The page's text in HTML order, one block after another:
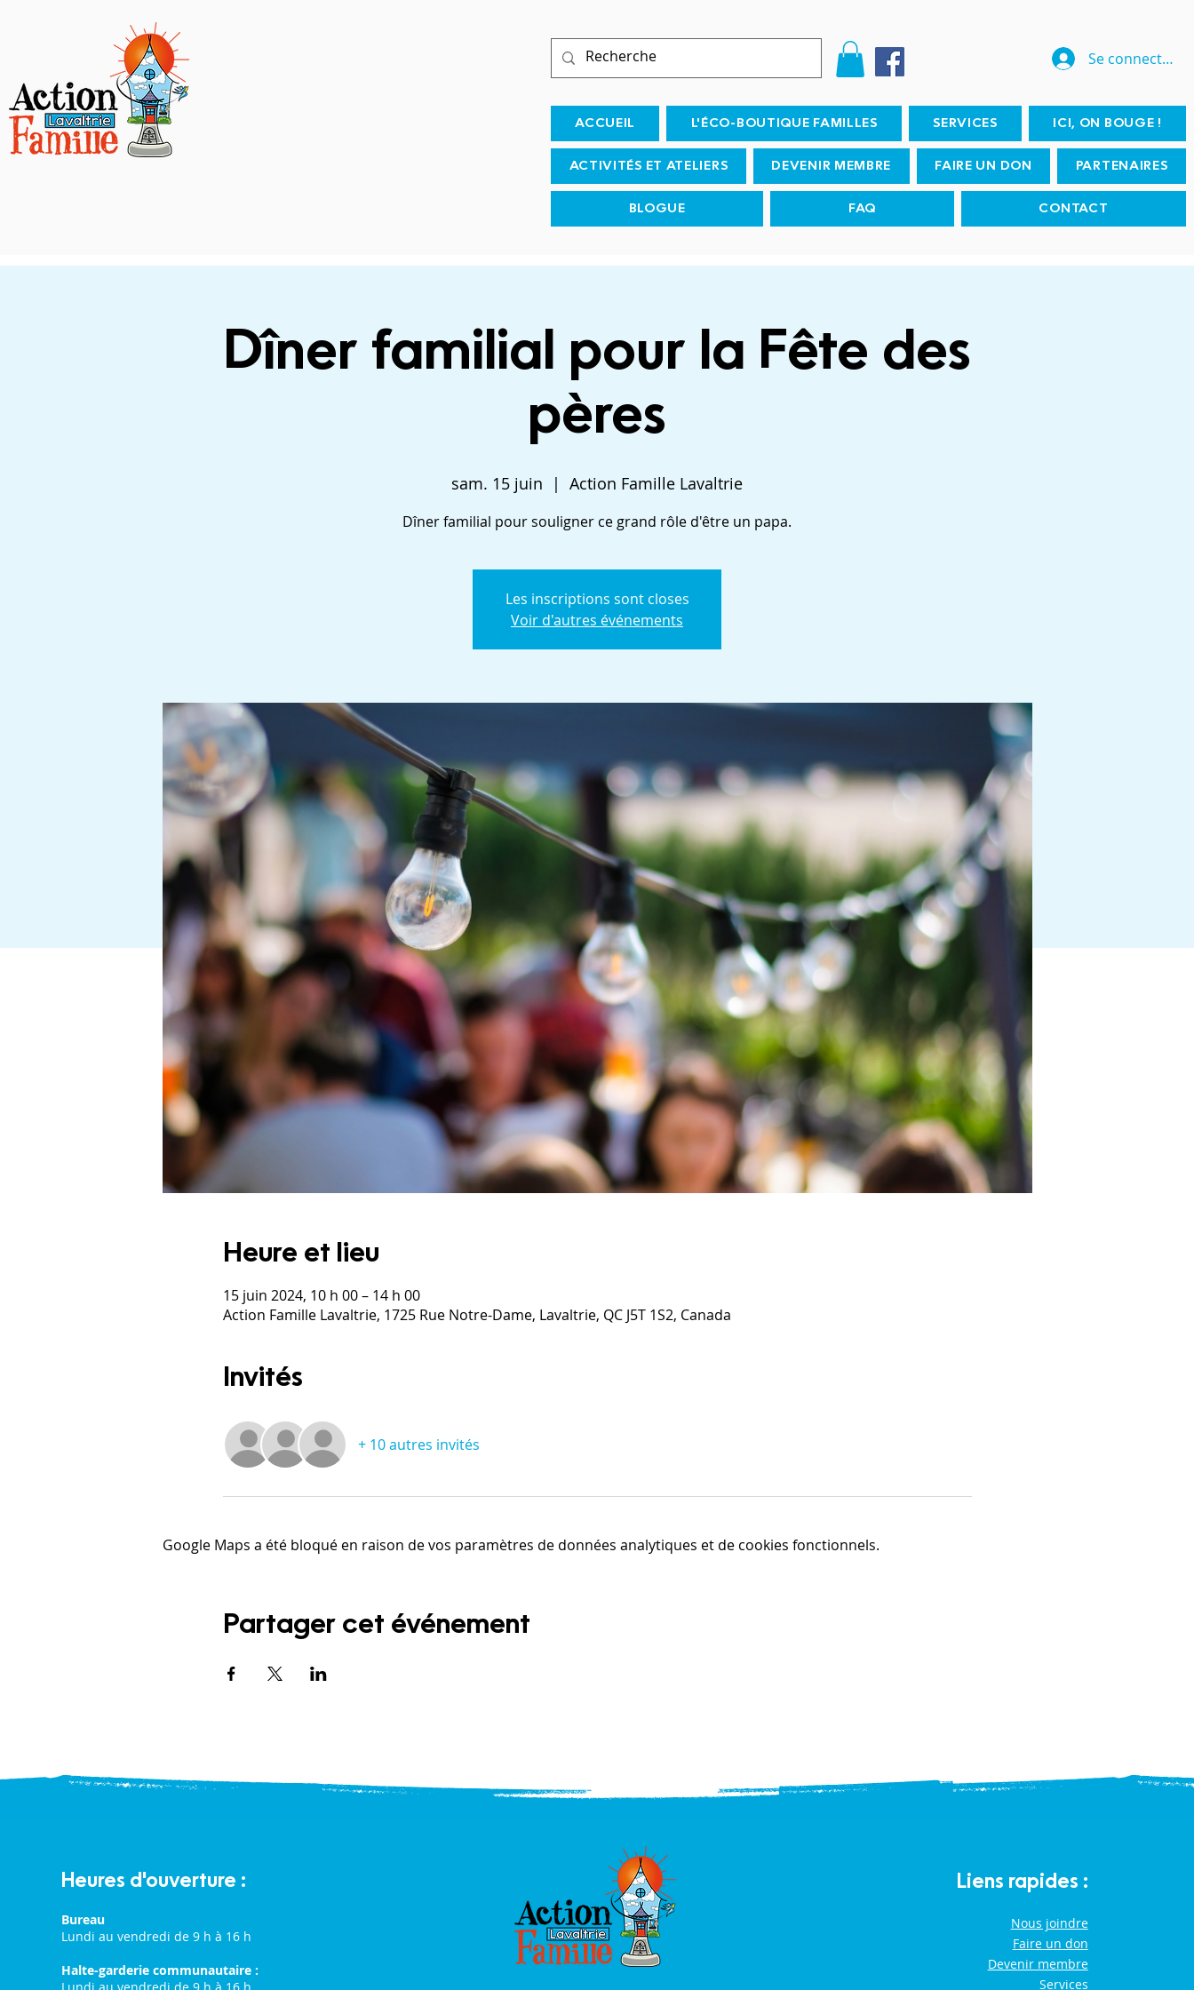
Se connecter
ACCUEIL L'ÉCO-BOUTIQUE FAMILLES SERVICES ICI, ON BOUGE !
ACTIVITÉS ET ATELIERS DEVENIR MEMBRE FAIRE UN DON PARTENAIRES
BLOGUE FAQ CONTACT
Dîner familial pour la Fête des
pères
sam. 15 juin
  |
Action Famille Lavaltrie
Dîner familial pour souligner ce grand rôle d'être un papa.
Les inscriptions sont closes
Voir d'autres événements
Heure et lieu
15 juin 2024, 10 h 00 – 14 h 00
Action Famille Lavaltrie, 1725 Rue Notre-Dame, Lavaltrie, QC J5T 1S2, Canada
Invités
+ 10 autres invités
Google Maps a été bloqué en raison de vos paramètres de données analytiques et de cookies fonctionnels.
Partager cet événement
Heures d'ouverture :
Bureau
Lundi au vendredi de 9 h à 16 h
Halte-garderie communautaire :
Lundi au vendredi de 9 h à 16 h
Liens rapides :
Nous joindre
Faire un don
Devenir membre
Services